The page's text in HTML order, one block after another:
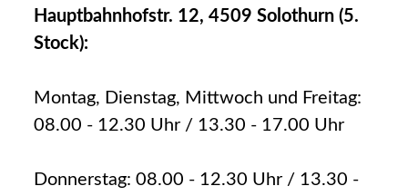
Hauptbahnhofstr. 12, 4509 Solothurn (5.
Stock):
Montag, Dienstag, Mittwoch und Freitag:
08.00 - 12.30 Uhr / 13.30 - 17.00 Uhr
Donnerstag: 08.00 - 12.30 Uhr / 13.30 -